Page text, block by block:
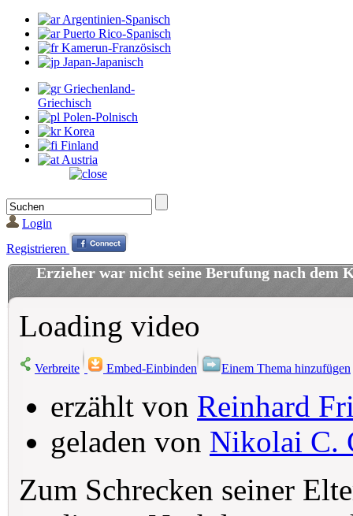
Argentinien-Spanisch
Puerto Rico-Spanisch
Kamerun-Französisch
Japan-Japanisch
Griechenland-
Griechisch
Polen-Polnisch
Korea
Finland
Austria
Login
Registrieren
Erzieher war nicht seine Berufung nach dem
Loading video
Verbreite Embed-Einbinden Einem Thema hinzufügen
erzählt von Reinhard
geladen von Nikolai C.
Zum Schrecken seiner